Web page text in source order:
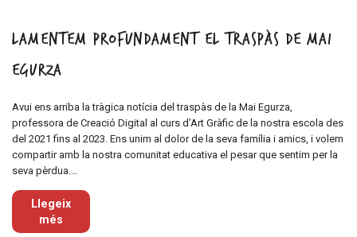
Lamentem profundament el traspàs de Mai
Egurza
Avui ens arriba la tràgica notícia del traspàs de la Mai Egurza,
professora de Creació Digital al curs d’Art Gràfic de la nostra escola des
del 2021 fins al 2023. Ens unim al dolor de la seva família i amics, i volem
compartir amb la nostra comunitat educativa el pesar que sentim per la
seva pèrdua.…
Llegeix
més